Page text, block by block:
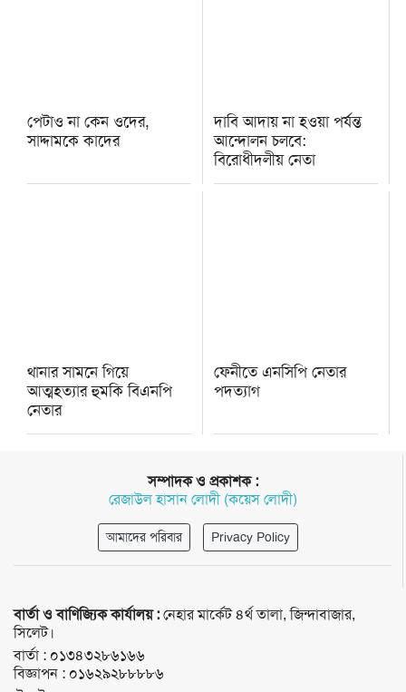
পেটাও না কেন ওদের,
সাদ্দামকে কাদের
দাবি আদায় না হওয়া পর্যন্ত
আন্দোলন চলবে:
বিরোধীদলীয় নেতা
থানার সামনে গিয়ে
আত্মহত্যার হুমকি বিএনপি
নেতার
ফেনীতে এনসিপি নেতার
পদত্যাগ
সম্পাদক ও প্রকাশক :
রেজাউল হাসান লোদী (কয়েস লোদী)
আমাদের পরিবার Privacy Policy
বার্তা ও বাণিজ্যিক কার্যালয় :নেহার মার্কেট ৪র্থ তালা, জিন্দাবাজার,
সিলেট।
বার্তা : ০১৩৪৩২৮৬১৬৬
বিজ্ঞাপন : ০১৬২৯২৮৮৮৮৬